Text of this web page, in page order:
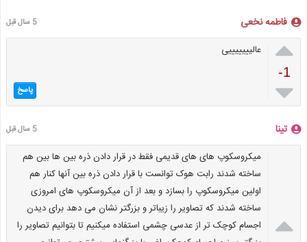
فاطمه نخعی 5 سال قبل

-1

عالیییییییی
پاسخ
تینا 5 سال قبل

میکروسکوپ های های قدیمی فقط در قرار دادن ذره بین ها بین هم
ساخته شدند رابت هوک توانست با قرار دادن ذره بین آنها کنار هم
اولین میکروسکوپ را بسازد و بعد از آن میکروسکوپ های امروزی
ساخته شدند که تصاویر را زیباتر و بزرگتر نشان می دهد برای دیدن
اجسام کوچک تر از عدسی چشمی استفاده میکنیم تا بتوانیم تصاویر را